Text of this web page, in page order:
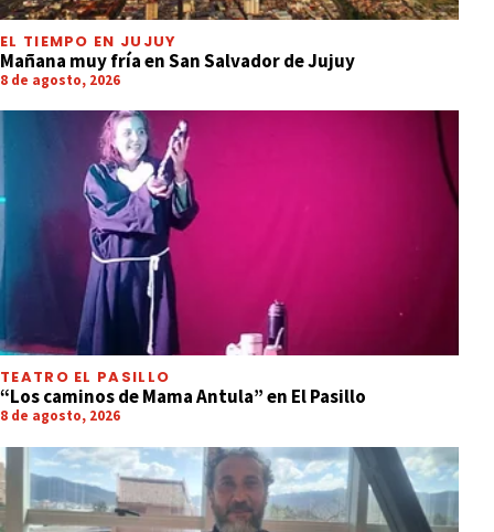
EL TIEMPO EN JUJUY
Mañana muy fría en San Salvador de Jujuy
8 de agosto, 2026
TEATRO EL PASILLO
“Los caminos de Mama Antula” en El Pasillo
8 de agosto, 2026